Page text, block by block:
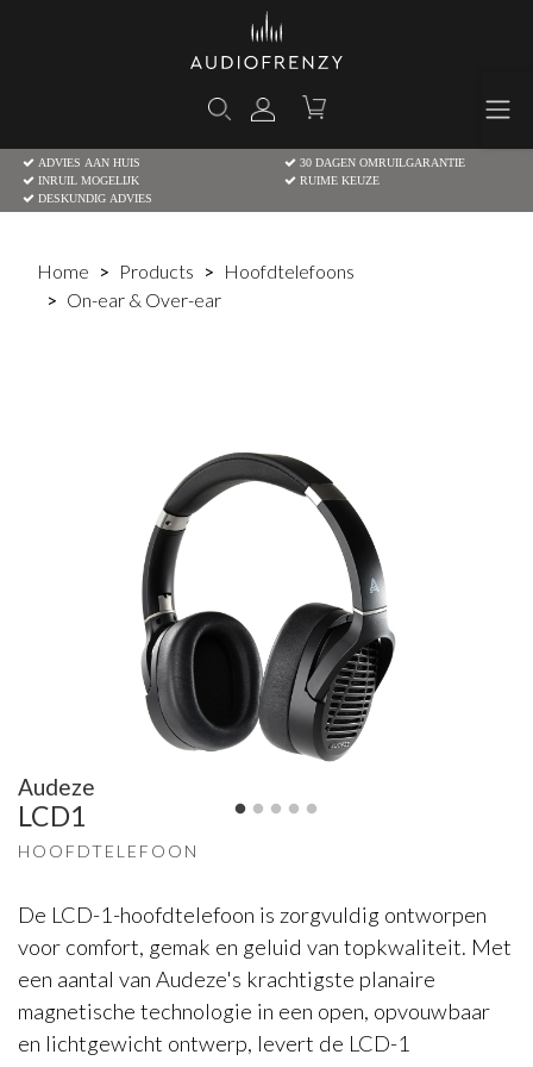
ADVIES AAN HUIS
30 DAGEN OMRUILGARANTIE
INRUIL MOGELIJK
RUIME KEUZE
DESKUNDIG ADVIES
Home Products
Hoofdtelefoons
On-ear & Over-ear
Audeze
LCD1
HOOFDTELEFOON
De LCD-1-hoofdtelefoon is zorgvuldig ontworpen
voor comfort, gemak en geluid van topkwaliteit. Met
een aantal van Audeze's krachtigste planaire
magnetische technologie in een open, opvouwbaar
en lichtgewicht ontwerp, levert de LCD-1